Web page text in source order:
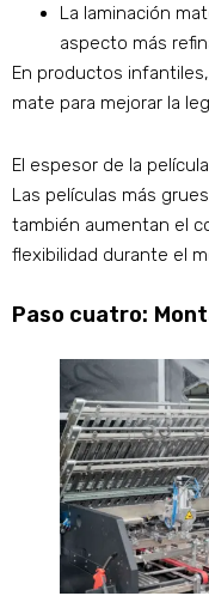
La laminación
aspecto más
En productos
mate para mejorar la
El espesor de la
Las películas más
también aumentan el
flexibilidad durante el
Paso cuatro: